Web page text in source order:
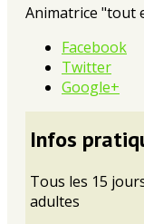
Animatrice "tout
Facebook
Twitter
Google+
Infos
Tous les 15
adultes